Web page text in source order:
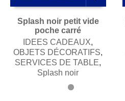
Splash noir petit vide
poche carré
IDEES CADEAUX,
OBJETS DÉCORATIFS,
SERVICES DE TABLE,
Splash noir